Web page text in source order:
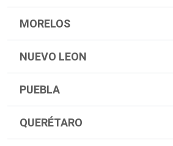
MORELOS
NUEVO LEON
PUEBLA
QUERÉTARO